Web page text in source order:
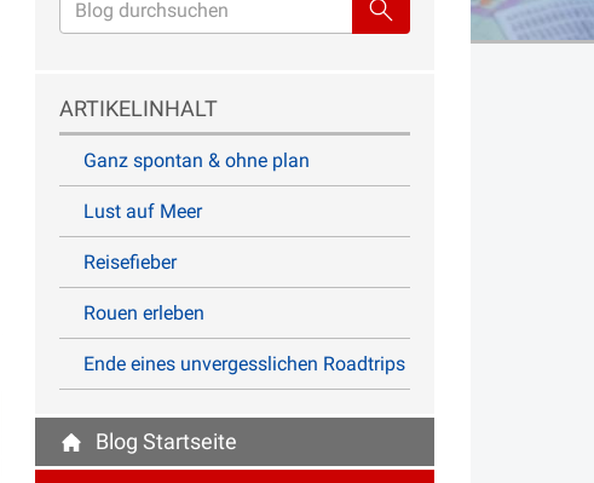
ARTIKELINHALT
Ganz spontan & ohne plan
Lust auf Meer
Reisefieber
Rouen erleben
Ende eines unvergesslichen Roadtrips
Blog Startseite